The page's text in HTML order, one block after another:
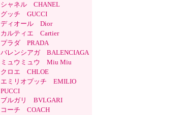
シャネル CHANEL
グッチ GUCCI
ディオール Dior
カルティエ Cartier
プラダ PRADA
バレンシアガ BALENCIAGA
ミュウミュウ Miu Miu
クロエ CHLOE
エミリオプッチ EMILIO
PUCCI
ブルガリ BVLGARI
コーチ COACH